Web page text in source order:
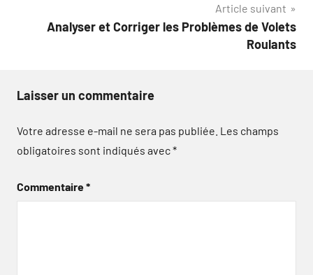
Article suivant
Analyser et Corriger les Problèmes de Volets
Roulants
Laisser un commentaire
Votre adresse e-mail ne sera pas publiée. Les champs
obligatoires sont indiqués avec*
Commentaire*